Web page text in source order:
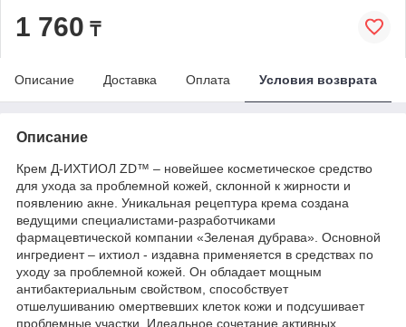
1 760 ₸
Описание Доставка Оплата Условия возврата
Описание
Крем Д-ИХТИОЛ ZD™ – новейшее косметическое средство
для ухода за проблемной кожей, склонной к жирности и
появлению акне. Уникальная рецептура крема создана
ведущими специалистами-разработчиками
фармацевтической компании «Зеленая дубрава». Основной
ингредиент – ихтиол - издавна применяется в средствах по
уходу за проблемной кожей. Он обладает мощным
антибактериальным свойством, способствует
отшелушиванию омертвевших клеток кожи и подсушивает
проблемные участки. Идеальное сочетание активных